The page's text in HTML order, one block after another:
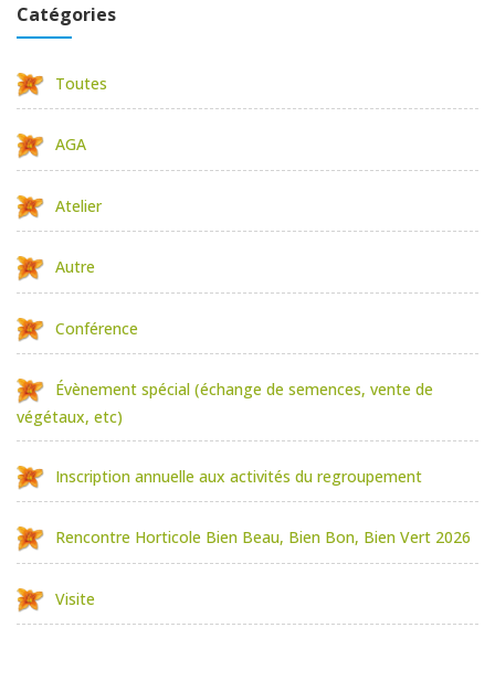
Catégories
Toutes
AGA
Atelier
Autre
Conférence
Évènement spécial (échange de semences, vente de
végétaux, etc)
Inscription annuelle aux activités du regroupement
Rencontre Horticole Bien Beau, Bien Bon, Bien Vert 2026
Visite